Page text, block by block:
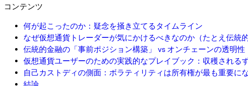
コンテンツ
何が起こったのか：疑念を掻き立てるタイムライン
なぜ仮想通貨トレーダーが気にかけるべきなのか（たとえ伝統
伝統的金融の「事前ポジション構築」 vs オンチェーンの透明性
仮想通貨ユーザーのための実践的なプレイブック：収穫される
自己カストディの側面：ボラティリティは所有権が最も重要に